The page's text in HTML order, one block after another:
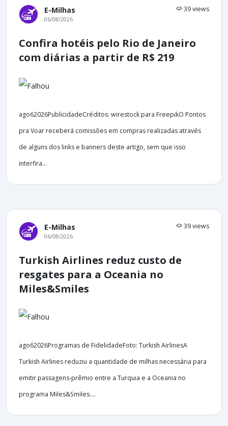
E-Milhas 39 views
06/08/2026
Confira hotéis pelo Rio de Janeiro
com diárias a partir de R$ 219
ago62026PublicidadeCréditos: wirestock para FreepikO Pontos
pra Voar receberá comissões em compras realizadas através
de alguns dos links e banners deste artigo, sem que isso
interfira...
E-Milhas 39 views
06/08/2026
Turkish Airlines reduz custo de
resgates para a Oceania no
Miles&Smiles
ago62026Programas de FidelidadeFoto: Turkish AirlinesA
Turkish Airlines reduziu a quantidade de milhas necessária para
emitir passagens-prêmio entre a Turquia e a Oceania no
programa Miles&Smiles....